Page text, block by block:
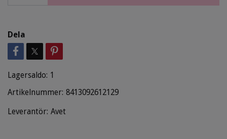
Dela
Lagersaldo: 1
Artikelnummer: 8413092612129
Leverantör: Avet